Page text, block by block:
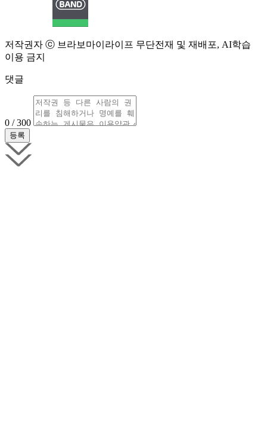
저작권자 ⓒ 브라보마이라이프 무단전재 및 재배포, AI학습
이용 금지
댓글
0 / 300